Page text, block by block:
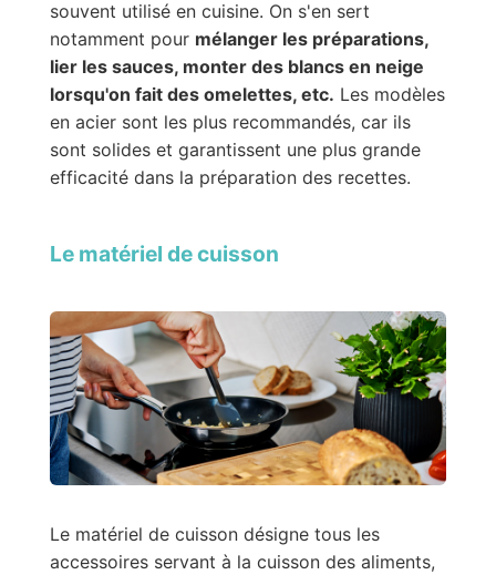
souvent utilisé en cuisine. On s'en sert
notamment pour mélanger les préparations,
lier les sauces, monter des blancs en neige
lorsqu'on fait des omelettes, etc. Les modèles
en acier sont les plus recommandés, car ils
sont solides et garantissent une plus grande
efficacité dans la préparation des recettes.
Le matériel de cuisson
Le matériel de cuisson désigne tous les
accessoires servant à la cuisson des aliments,